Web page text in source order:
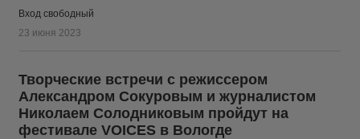
Вход свободный
23 июня 2023
Творческие встречи с режиссером
Александром Сокуровым и журналистом
Николаем Солодниковым пройдут на
фестивале VOICES в Вологде